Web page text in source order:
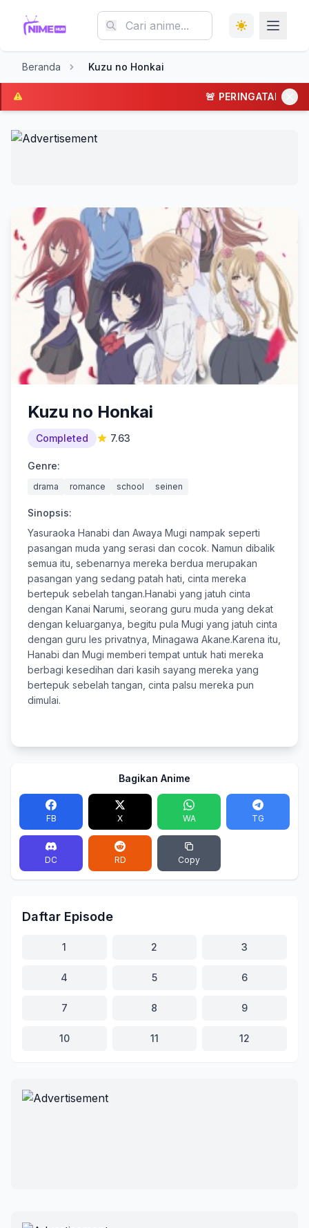
Beranda Kuzu no Honkai
🚨 PERINGATAN:
Kuzu no Honkai
Completed 7.63
Genre:
drama romance school seinen
Sinopsis:
Yasuraoka Hanabi dan Awaya Mugi nampak seperti
pasangan muda yang serasi dan cocok. Namun dibalik
semua itu, sebenarnya mereka berdua merupakan
pasangan yang sedang patah hati, cinta mereka
bertepuk sebelah tangan.Hanabi yang jatuh cinta
dengan Kanai Narumi, seorang guru muda yang dekat
dengan keluarganya, begitu pula Mugi yang jatuh cinta
dengan guru les privatnya, Minagawa Akane.Karena itu,
Hanabi dan Mugi memberi tempat untuk hati mereka
berbagi kesedihan dari kasih sayang mereka yang
bertepuk sebelah tangan, cinta palsu mereka pun
dimulai.
Bagikan Anime
FB X WA TG
DC RD Copy
Daftar Episode
1 2 3
4 5 6
7 8 9
10 11 12